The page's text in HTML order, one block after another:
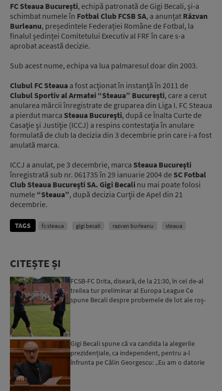
FC Steaua București, echipă patronată de Gigi Becali, și-a
schimbat numele în Fotbal Club FCSB SA, a anunțat Răzvan
Burleanu, președintele Federației Române de Fotbal, la
finalul ședinței Comitetului Executiv al FRF în care s-a
aprobat această decizie.
Sub acest nume, echipa va lua palmaresul doar din 2003.
Clubul FC Steaua a fost acţionat în instanţă în 2011 de
Clubul Sportiv al Armatei “Steaua” Bucureşti, care a cerut
anularea mărcii înregistrate de gruparea din Liga I. FC Steaua
a pierdut marca Steaua Bucureşti, după ce Înalta Curte de
Casaţie şi Justiţie (ICCJ) a respins contestaţia în anulare
formulată de club la decizia din 3 decembrie prin care i-a fost
anulată marca.
ICCJ a anulat, pe 3 decembrie, marca Steaua Bucureşti
înregistrată sub nr. 061735 în 29 ianuarie 2004 de SC Fotbal
Club Steaua Bucureşti SA. Gigi Becali nu mai poate folosi
numele “Steaua”, după decizia Curţii de Apel din 21
decembrie.
TAGS fc steaua gigi becali razvan burleanu steaua
CITEȘTE ȘI
FCSB-FC Drita, diseară, de la 21:30, în cel de-al
treilea tur preliminar al Europa League Ce
spune Becali despre probemele de lot ale roș-
Gigi Becali spune că va candida la alegerile
prezidențiale, ca independent, pentru a-l
înfrunta pe Călin Georgescu: „Eu am o datorie